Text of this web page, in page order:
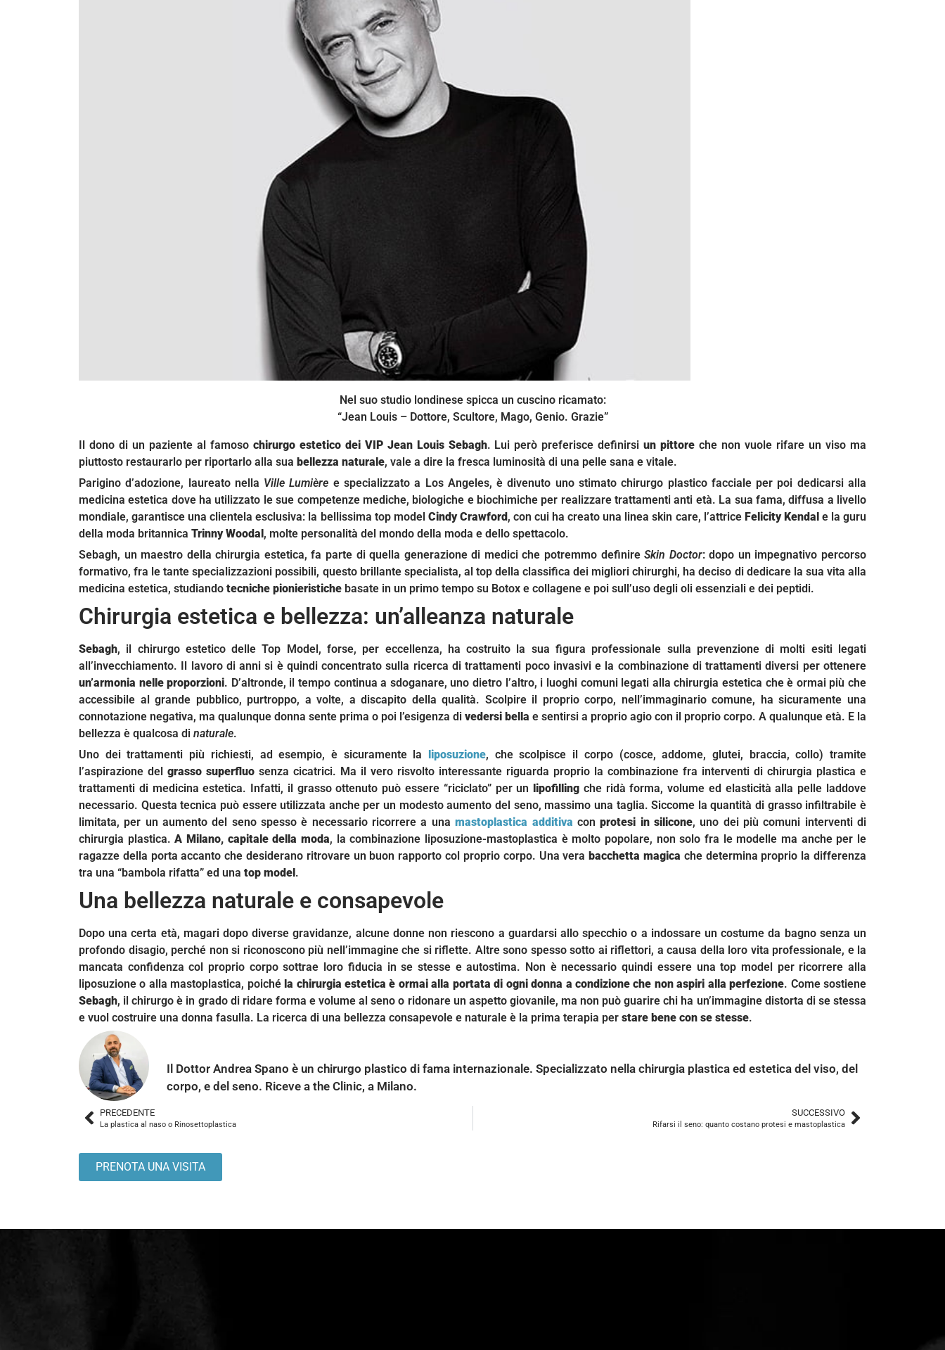
Nel suo studio londinese spicca un cuscino ricamato:
“Jean Louis – Dottore, Scultore, Mago, Genio. Grazie”
Il dono di un paziente al famoso chirurgo estetico dei VIP Jean Louis Sebagh. Lui però preferisce definirsiun pittore che non vuole rifare un viso ma
piuttosto restaurarlo per riportarlo alla sua bellezza naturale, vale a dire la fresca luminosità di una pelle sana e vitale.
Parigino d’adozione, laureato nella Ville Lumière e specializzato a Los Angeles, è divenuto uno stimato chirurgo plastico facciale per poi dedicarsi alla
medicina estetica dove ha utilizzato le sue competenze mediche, biologiche e biochimiche per realizzare trattamenti anti età. La sua fama, diffusa a livello
mondiale, garantisce una clientela esclusiva: la bellissima top model Cindy Crawford, con cui ha creato una linea skin care, l’attrice Felicity Kendale la guru
della moda britannica Trinny Woodal, molte personalità del mondo della moda e dello spettacolo.
Sebagh, un maestro della chirurgia estetica, fa parte di quella generazione di medici che potremmo definireSkin Doctor: dopo un impegnativo percorso
formativo, fra le tante specializzazioni possibili, questo brillante specialista, al top della classifica dei migliori chirurghi, ha deciso di dedicare la sua vita alla
medicina estetica, studiando tecniche pionieristiche basate in un primo tempo su Botox e collagene e poi sull’uso degli oli essenziali e dei peptidi.
Chirurgia estetica e bellezza: un’alleanza naturale
Sebagh, il chirurgo estetico delle Top Model, forse, per eccellenza, ha costruito la sua figura professionale sulla prevenzione di molti esiti legati
all’invecchiamento. Il lavoro di anni si è quindi concentrato sulla ricerca di trattamenti poco invasivi e la combinazione di trattamenti diversi per ottenere
un’armonia nelle proporzioni. D’altronde, il tempo continua a sdoganare, uno dietro l’altro, i luoghi comuni legati alla chirurgia estetica che è ormai più che
accessibile al grande pubblico, purtroppo, a volte, a discapito della qualità. Scolpire il proprio corpo, nell’immaginario comune, ha sicuramente una
connotazione negativa, ma qualunque donna sente prima o poi l’esigenza di vedersi bella e sentirsi a proprio agio con il proprio corpo. A qualunque età. E la
bellezza è qualcosa di naturale.
Uno dei trattamenti più richiesti, ad esempio, è sicuramente la liposuzione, che scolpisce il corpo (cosce, addome, glutei, braccia, collo) tramite
l’aspirazione del grasso superfluo senza cicatrici. Ma il vero risvolto interessante riguarda proprio la combinazione fra interventi di chirurgia plastica e
trattamenti di medicina estetica. Infatti, il grasso ottenuto può essere “riciclato” per unlipofilling che ridà forma, volume ed elasticità alla pelle laddove
necessario. Questa tecnica può essere utilizzata anche per un modesto aumento del seno, massimo una taglia. Siccome la quantità di grasso infiltrabile è
limitata, per un aumento del seno spesso è necessario ricorrere a unamastoplastica additiva conprotesi in silicone, uno dei più comuni interventi di
chirurgia plastica.A Milano, capitale della moda, la combinazione liposuzione-mastoplastica è molto popolare, non solo fra le modelle ma anche per le
ragazze della porta accanto che desiderano ritrovare un buon rapporto col proprio corpo. Una verabacchetta magica che determina proprio la differenza
tra una “bambola rifatta” ed una top model.
Una bellezza naturale e consapevole
Dopo una certa età, magari dopo diverse gravidanze, alcune donne non riescono a guardarsi allo specchio o a indossare un costume da bagno senza un
profondo disagio, perché non si riconoscono più nell’immagine che si riflette. Altre sono spesso sotto ai riflettori, a causa della loro vita professionale, e la
mancata confidenza col proprio corpo sottrae loro fiducia in se stesse e autostima. Non è necessario quindi essere una top model per ricorrere alla
liposuzione o alla mastoplastica, poichéla chirurgia estetica è ormai alla portata di ogni donna a condizione che non aspiri alla perfezione. Come sostiene
Sebagh, il chirurgo è in grado di ridare forma e volume al seno o ridonare un aspetto giovanile, ma non può guarire chi ha un’immagine distorta di se stessa
e vuol costruire una donna fasulla. La ricerca di una bellezza consapevole e naturale è la prima terapia per stare bene con se stesse.
Il Dottor Andrea Spano è un chirurgo plastico di fama internazionale. Specializzato nella chirurgia plastica ed estetica del viso, del
corpo, e del seno. Riceve a the Clinic, a Milano.
PRECEDENTE
La plastica al naso o Rinosettoplastica
SUCCESSIVO
Rifarsi il seno: quanto costano protesi e mastoplastica
PRENOTA UNA VISITA